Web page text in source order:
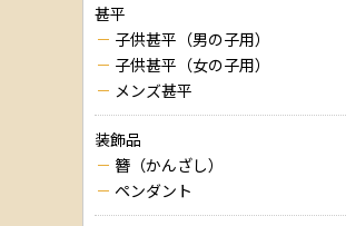
甚平
子供甚平（男の子用）
子供甚平（女の子用）
メンズ甚平
装飾品
簪（かんざし）
ペンダント